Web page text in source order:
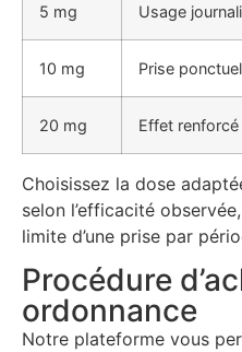
5 mg Usage
10 mg Prise
20 mg Effet
Choisissez la dose
selon l’efficacité
limite d’une prise par
Procédure
ordonnance
Notre plateforme vous